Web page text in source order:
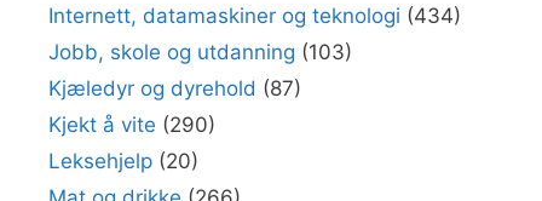
Internett, datamaskiner og teknologi (434)
Jobb, skole og utdanning (103)
Kjæledyr og dyrehold (87)
Kjekt å vite (290)
Leksehjelp (20)